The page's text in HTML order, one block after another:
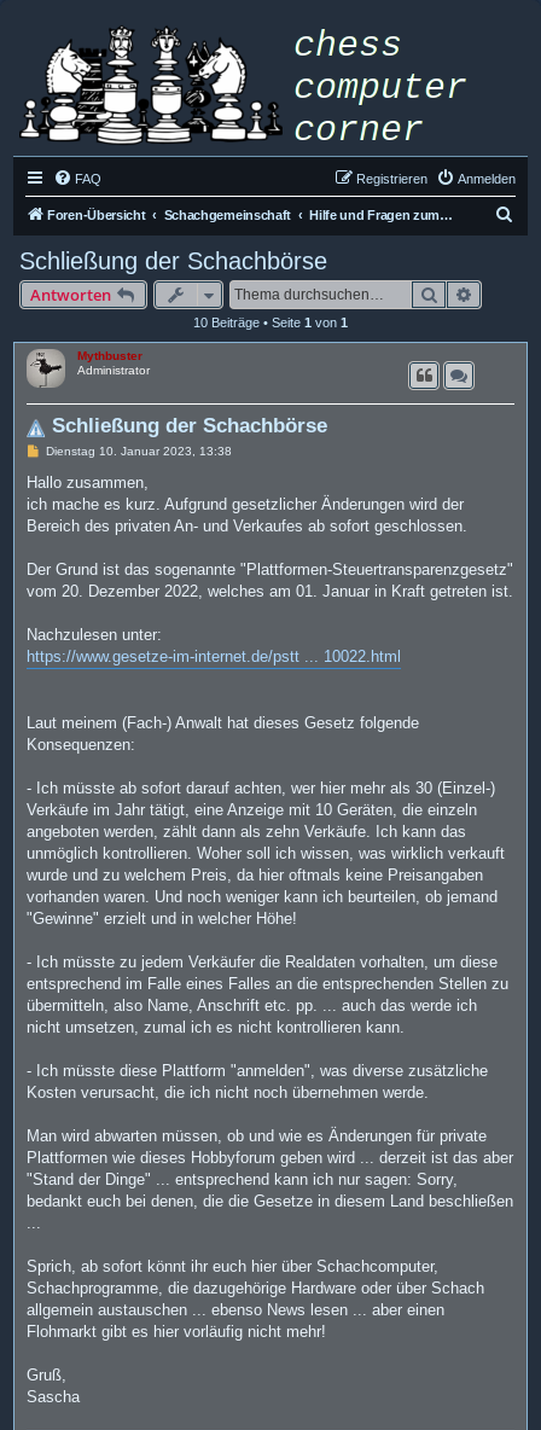
FAQ Anmelden
Registrieren
Foren-Übersicht Schachgemeinschaft Hilfe und Fragen zum Forum
Schließung der Schachbörse
Antworten Suche
10 Beiträge • Seite 1 von 1
Mythbuster
Administrator
Schließung der Schachbörse
B
i
r
a
Dienstag 10. Januar 2023, 13:38
Hallo zusammen,
ich mache es kurz. Aufgrund gesetzlicher Änderungen wird der
Bereich des privaten An- und Verkaufes ab sofort geschlossen.
Der Grund ist das sogenannte "Plattformen-Steuertransparenzgesetz"
vom 20. Dezember 2022, welches am 01. Januar in Kraft getreten ist.
Nachzulesen unter:
https://www.gesetze-im-internet.de/pstt ... 10022.html
Laut meinem (Fach-) Anwalt hat dieses Gesetz folgende
Konsequenzen:
- Ich müsste ab sofort darauf achten, wer hier mehr als 30 (Einzel-)
Verkäufe im Jahr tätigt, eine Anzeige mit 10 Geräten, die einzeln
angeboten werden, zählt dann als zehn Verkäufe. Ich kann das
unmöglich kontrollieren. Woher soll ich wissen, was wirklich verkauft
wurde und zu welchem Preis, da hier oftmals keine Preisangaben
vorhanden waren. Und noch weniger kann ich beurteilen, ob jemand
"Gewinne" erzielt und in welcher Höhe!
- Ich müsste zu jedem Verkäufer die Realdaten vorhalten, um diese
entsprechend im Falle eines Falles an die entsprechenden Stellen zu
übermitteln, also Name, Anschrift etc. pp. ... auch das werde ich
nicht umsetzen, zumal ich es nicht kontrollieren kann.
- Ich müsste diese Plattform "anmelden", was diverse zusätzliche
Kosten verursacht, die ich nicht noch übernehmen werde.
Man wird abwarten müssen, ob und wie es Änderungen für private
Plattformen wie dieses Hobbyforum geben wird ... derzeit ist das aber
"Stand der Dinge" ... entsprechend kann ich nur sagen: Sorry,
bedankt euch bei denen, die die Gesetze in diesem Land beschließen
...
Sprich, ab sofort könnt ihr euch hier über Schachcomputer,
Schachprogramme, die dazugehörige Hardware oder über Schach
allgemein austauschen ... ebenso News lesen ... aber einen
Flohmarkt gibt es hier vorläufig nicht mehr!
Gruß,
Sascha